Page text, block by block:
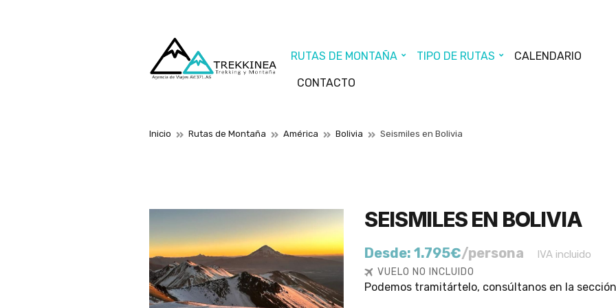
RUTAS DE MONTAÑA TIPO DE RUTAS CALENDARIO
CONTACTO
Inicio Rutas de Montaña América Bolivia Seismiles en Bolivia
SEISMILES EN BOLIVIA
Desde:1.795€/persona IVA incluido
VUELO NO INCLUIDO
Podemos tramitártelo, consúltanos en la